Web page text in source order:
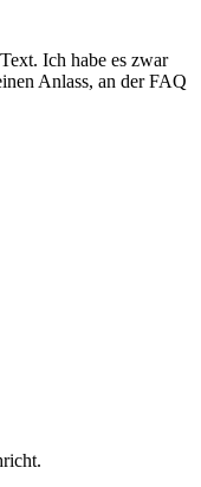
Ich habe es zwar
Anlass, an der FAQ